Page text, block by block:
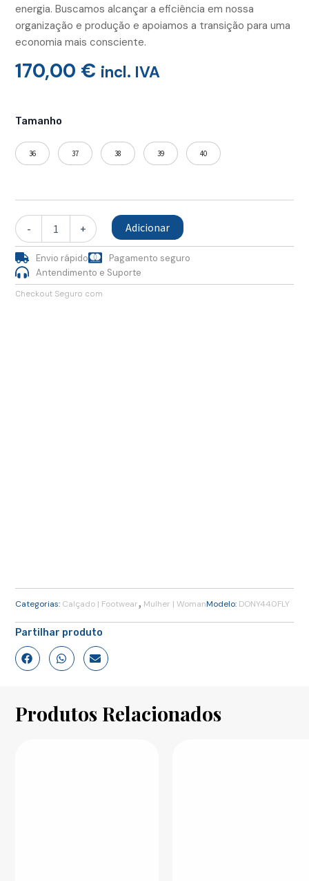
energia. Buscamos alcançar a eficiência em nossa
organização e produção e apoiamos a transição para uma
economia mais consciente.
170,00 € incl. IVA
Tamanho
36 37 38 39 40
-
de
DONY
Camelo
+ Adicionar
Envio rápido
Pagamento seguro
Antendimento e Suporte
Checkout Seguro com
Categorias: Calçado | Footwear, Mulher | WomanModelo: DONY440FLY
Partilhar produto
Produtos Relacionados